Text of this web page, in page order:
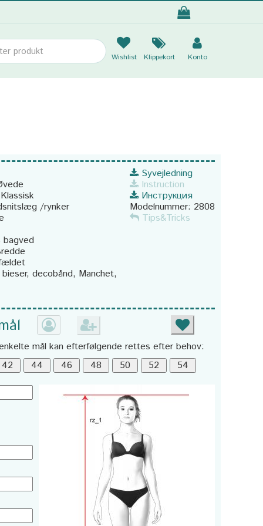
Wishlist Klippekort Konto
Klassisk
/rynker
bagved
decobånd, Manchet,
Syvejledning
Instruction
Инструкция
Modelnummer: 2808
Tips&Tricks
mål kan efterfølgende rettes efter behov: